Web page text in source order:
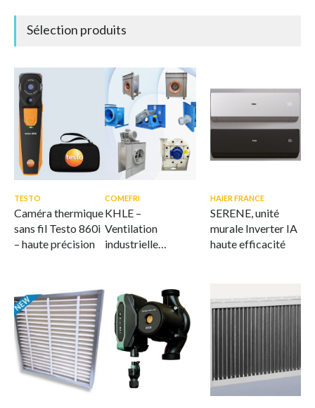
Sélection produits
TESTO
Caméra thermique
sans fil Testo 860i
– haute précision
COMEFRI
KHLE –
Ventilation
industrielle
HAIER FRANCE
SERENE, unité
murale Inverter IA
haute efficacité